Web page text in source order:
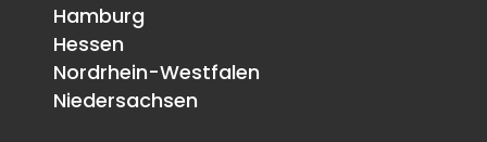
Hamburg
Hessen
Nordrhein-Westfalen
Niedersachsen